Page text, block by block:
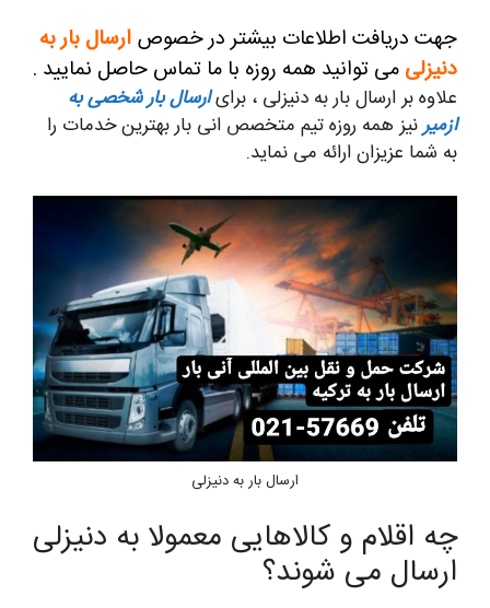
جهت دریافت اطلاعات بیشتر در خصوص ارسال بار به
دنیزلی می توانید همه روزه با ما تماس حاصل نمایید .
علاوه بر ارسال بار به دنیزلی ، برایارسال بار شخصی به
ازمیرنیز همه روزه تیم متخصص انی بار بهترین خدمات را
به شما عزیزان ارائه می نماید.
ارسال بار به دنیزلی
چه اقلام و کالاهایی معمولا به دنیزلی
ارسال می شوند؟